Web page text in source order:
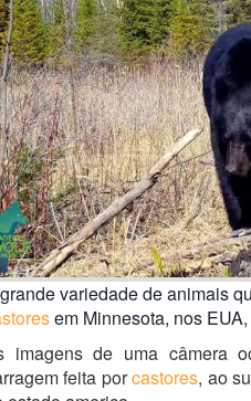
variedade de animais
em Minnesota, nos
imagens de uma câmera
feita porcastores, ao